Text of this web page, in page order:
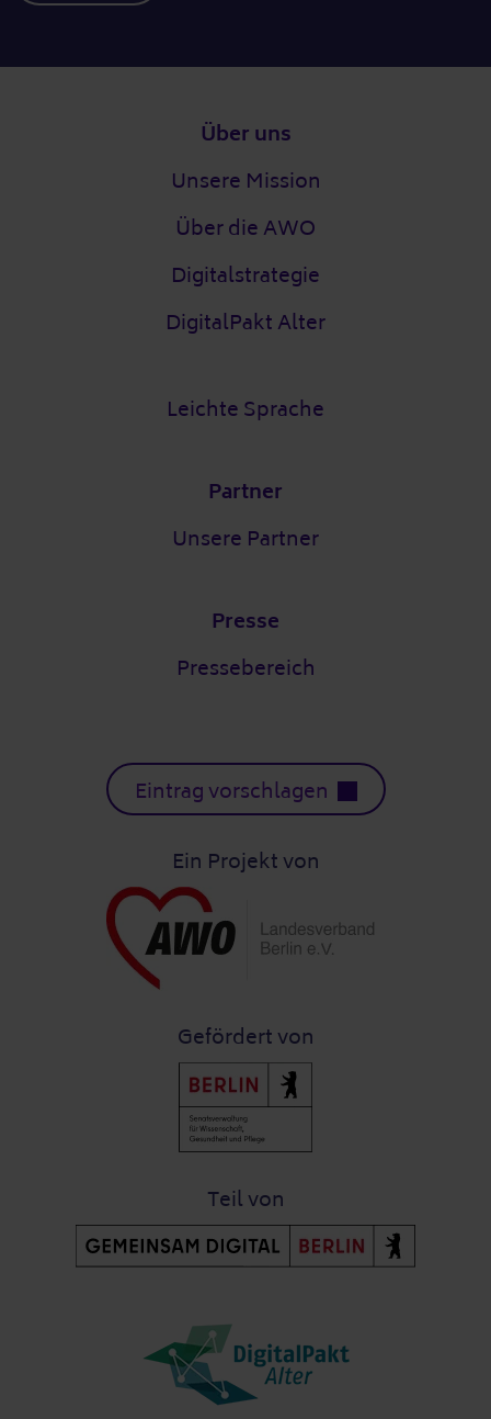
Über uns
Unsere Mission
Über die AWO
Digitalstrategie
DigitalPakt Alter
Leichte Sprache
Partner
Unsere Partner
Presse
Pressebereich
Eintrag vorschlagen
Ein Projekt von
Gefördert von
Teil von